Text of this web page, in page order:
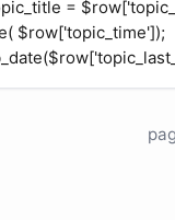
=
$row['topic_time']);